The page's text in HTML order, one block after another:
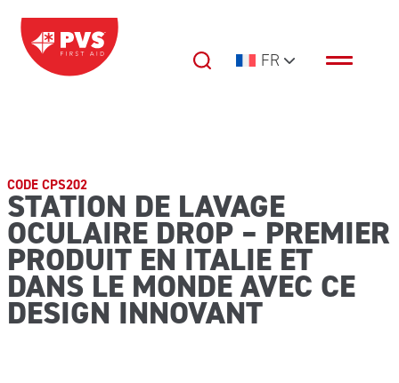
Passer au contenu
Navigation principale FR
CODE CPS202
STATION DE LAVAGE
OCULAIRE DROP – PREMIER
PRODUIT EN ITALIE ET
DANS LE MONDE AVEC CE
DESIGN INNOVANT